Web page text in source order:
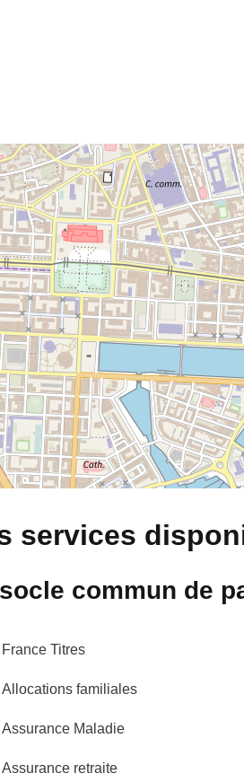
services
commun de
France Titres
Allocations familiales
Assurance Maladie
Assurance retraite